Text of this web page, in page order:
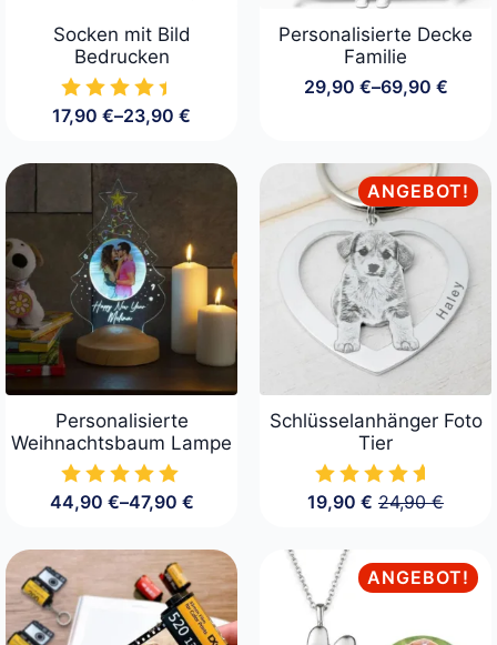
Socken mit Bild
Bedrucken
17,90 €–23,90 €
Preisspanne:
bis
23,90 €
Personalisierte Decke
Familie
29,90 €–69,90 €
Preisspanne:
69,90 €
Personalisierte
Weihnachtsbaum Lampe
44,90 €–47,90 €
Preisspanne:
bis
47,90 €
ANGEBOT!
Schlüsselanhänger Foto
Tier
24,90€
24,90 €
19,90€ Aktueller
19,90 €.
ANGEBOT!